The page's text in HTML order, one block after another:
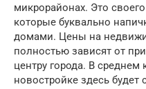
микрорайонах. Это
которые буквально
домами. Цены на
полностью зависят от
центру города. В
новостройке здесь будет